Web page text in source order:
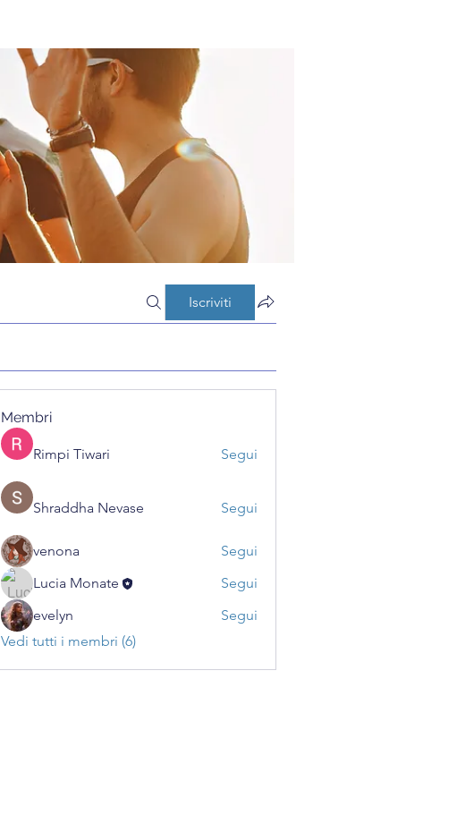
Iscriviti
Membri
Rimpi Tiwari Segui
Shraddha Nevase Segui
venona
Segui
Lucia Monate
Segui
evelyn
Segui
Vedi tutti i membri (6)